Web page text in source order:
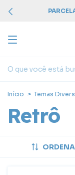
Início > Temas
Retrô